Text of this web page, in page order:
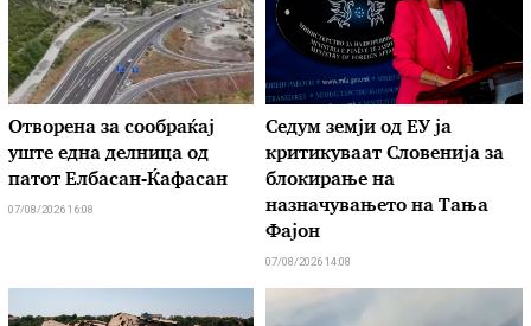
Отворена за сообраќај
уште една делница од
патот Елбасан-Ќафасан
07/08/2026 16:08
Седум земји од ЕУ ја
критикуваат Словенија за
блокирање на
назначувањето на Тања
Фајон
07/08/2026 14:08